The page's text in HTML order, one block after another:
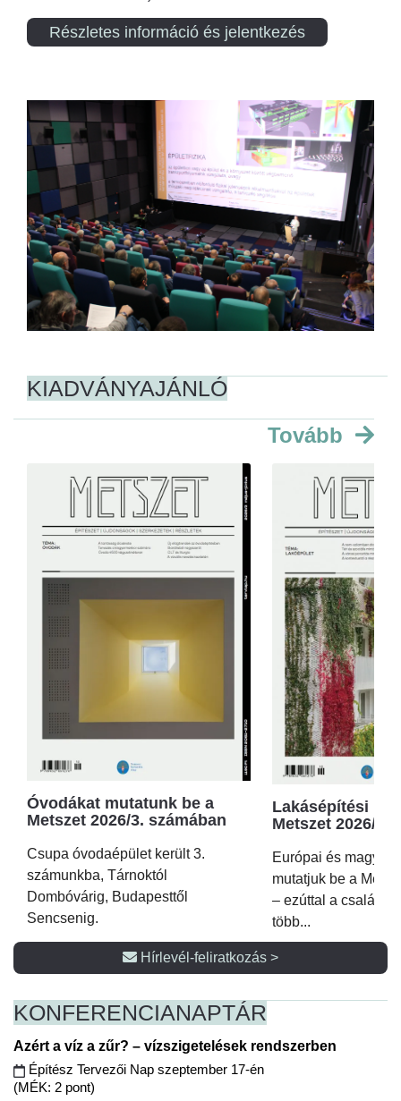
Részletes információ és jelentkezés
KIADVÁNYAJÁNLÓ
Tovább
Óvodákat mutatunk be a
Metszet 2026/3. számában
Csupa óvodaépület került 3.
számunkba, Tárnoktól
Dombóvárig, Budapesttől
Sencsenig.
Lakásépítési
Metszet 2026/2.
Európai és magyar
mutatjuk be a
– ezúttal a családi
több...
Hírlevél-feliratkozás >
KONFERENCIANAPTÁR
Azért a víz a zűr? – vízszigetelések rendszerben
Építész Tervezői Nap szeptember 17-én
(MÉK: 2 pont)